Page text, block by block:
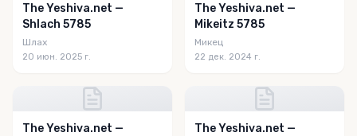
The Yeshiva.net —
Shlach 5785
Шлах
20 июн. 2025 г.
The Yeshiva.net —
Mikeitz 5785
Микец
22 дек. 2024 г.
The Yeshiva.net —
The Yeshiva.net —